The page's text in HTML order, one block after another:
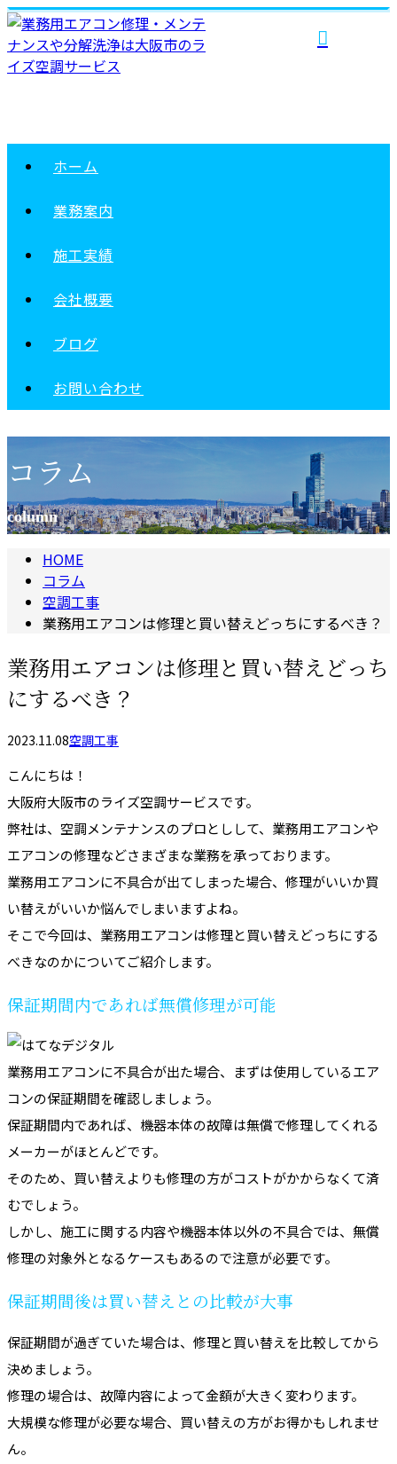
ホーム
業務案内
施工実績
会社概要
ブログ
お問い合わせ
コラム
column
HOME
コラム
空調工事
業務用エアコンは修理と買い替えどっちにするべき？
業務用エアコンは修理と買い替えどっち
にするべき？
2023.11.08空調工事
こんにちは！
大阪府大阪市のライズ空調サービスです。
弊社は、空調メンテナンスのプロとしして、業務用エアコンや
エアコンの修理などさまざまな業務を承っております。
業務用エアコンに不具合が出てしまった場合、修理がいいか買
い替えがいいか悩んでしまいますよね。
そこで今回は、業務用エアコンは修理と買い替えどっちにする
べきなのかについてご紹介します。
保証期間内であれば無償修理が可能
業務用エアコンに不具合が出た場合、まずは使用しているエア
コンの保証期間を確認しましょう。
保証期間内であれば、機器本体の故障は無償で修理してくれる
メーカーがほとんどです。
そのため、買い替えよりも修理の方がコストがかからなくて済
むでしょう。
しかし、施工に関する内容や機器本体以外の不具合では、無償
修理の対象外となるケースもあるので注意が必要です。
保証期間後は買い替えとの比較が大事
保証期間が過ぎていた場合は、修理と買い替えを比較してから
決めましょう。
修理の場合は、故障内容によって金額が大きく変わります。
大規模な修理が必要な場合、買い替えの方がお得かもしれませ
ん。